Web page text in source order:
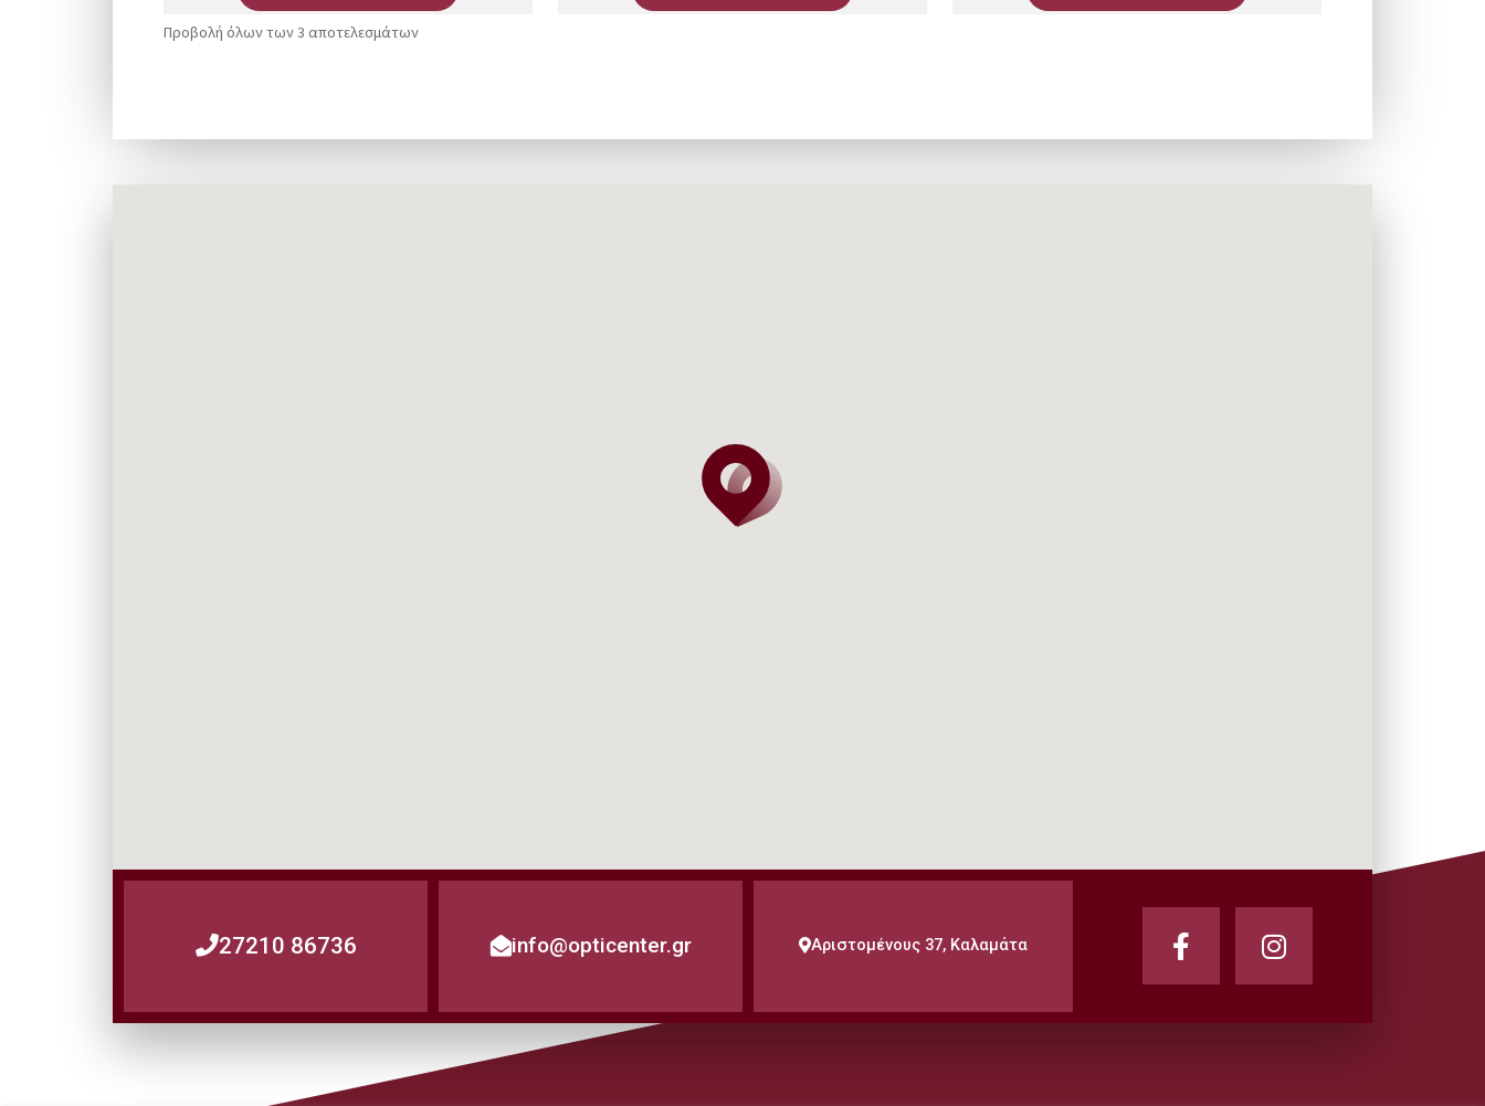
Προβολή όλων των 3 αποτελεσμάτων
27210 86736 info@opticenter.gr Αριστομένους 37, Καλαμάτα